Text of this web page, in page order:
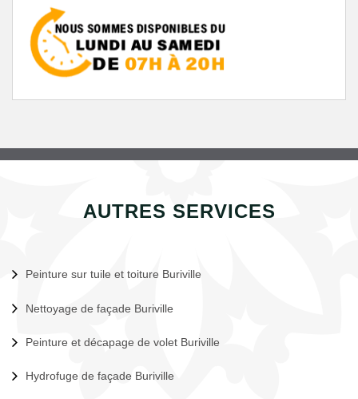
AUTRES SERVICES
Peinture sur tuile et toiture Buriville
Nettoyage de façade Buriville
Peinture et décapage de volet Buriville
Hydrofuge de façade Buriville